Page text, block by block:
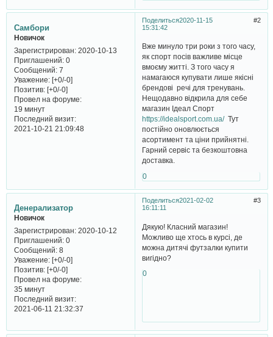
Поделиться 2
2020-11-15
15:31:42
Самбори
Новичок
Зарегистрирован: 2020-10-13
Приглашений:0
Сообщений:7
Уважение: [+0/-0]
Позитив: [+0/-0]
Провел на форуме:
19 минут
Последний визит:
2021-10-21 21:09:48
Вже минуло три роки з того часу,
як спорт посів важливе місце
вмоєму житті. З того часу я
намагаюся купувати лише якісні
брендові речі для тренувань.
Нещодавно відкрила для себе
магазин Ідеал Спорт
https://idealsport.com.ua/Тут
постійно оновлюється
асортимент та ціни прийнятні.
Гарний сервіс та безкоштовна
доставка.
0
Поделиться 3
2021-02-02
16:11:11
Денерализатор
Новичок
Зарегистрирован: 2020-10-12
Приглашений:0
Сообщений:8
Уважение: [+0/-0]
Позитив: [+0/-0]
Провел на форуме:
35 минут
Последний визит:
2021-06-11 21:32:37
Дякую! Класний магазин!
Можливо ще хтось в курсі, де
можна дитячі футзалки купити
вигідно?
0